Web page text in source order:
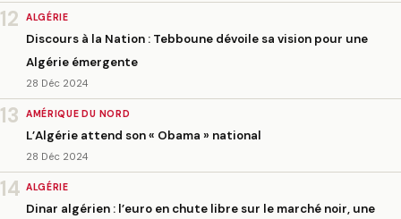
12 ALGÉRIE
Discours à la Nation : Tebboune dévoile sa vision pour une
Algérie émergente
28 Déc 2024
13 AMÉRIQUE DU NORD
L’Algérie attend son « Obama » national
28 Déc 2024
14 ALGÉRIE
Dinar algérien : l’euro en chute libre sur le marché noir, une